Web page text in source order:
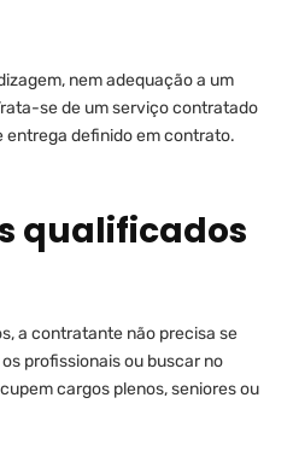
nem adequação a um
se de um serviço contratado
entrega definido em contrato.
qualificados
a contratante não precisa se
profissionais ou buscar no
cargos plenos, seniores ou